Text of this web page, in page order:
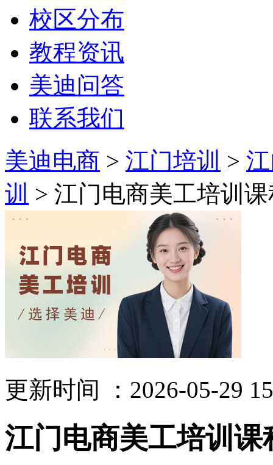
校区分布
教程资讯
美迪问答
联系我们
美迪电商 > 江门培训 >
训 > 江门电商美工培训
更新时间 ：2026-05-29
江门电商美工培训课